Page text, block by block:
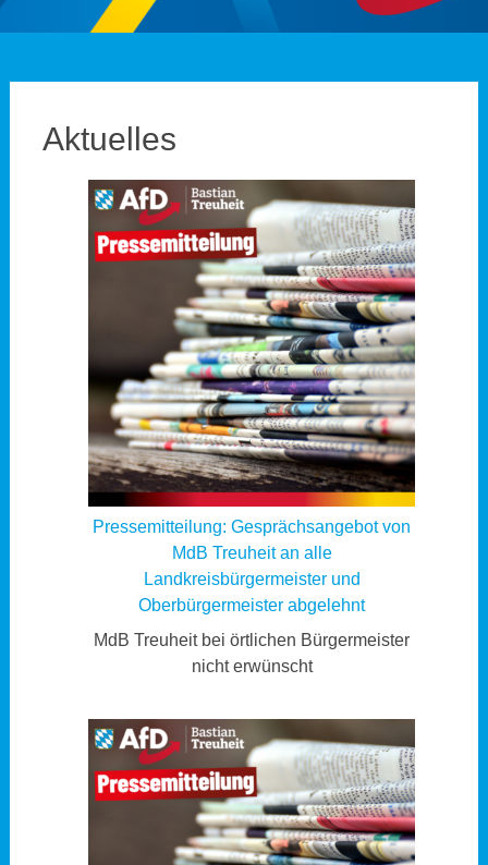
Aktuelles
Pressemitteilung: Gesprächsangebot von
MdB Treuheit an alle
Landkreisbürgermeister und
Oberbürgermeister abgelehnt
MdB Treuheit bei örtlichen Bürgermeister
nicht erwünscht